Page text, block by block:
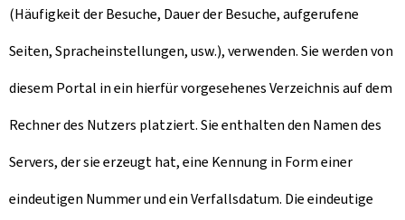
(Häufigkeit der Besuche, Dauer der Besuche, aufgerufene
Seiten, Spracheinstellungen, usw.), verwenden. Sie werden von
diesem Portal in ein hierfür vorgesehenes Verzeichnis auf dem
Rechner des Nutzers platziert. Sie enthalten den Namen des
Servers, der sie erzeugt hat, eine Kennung in Form einer
eindeutigen Nummer und ein Verfallsdatum. Die eindeutige